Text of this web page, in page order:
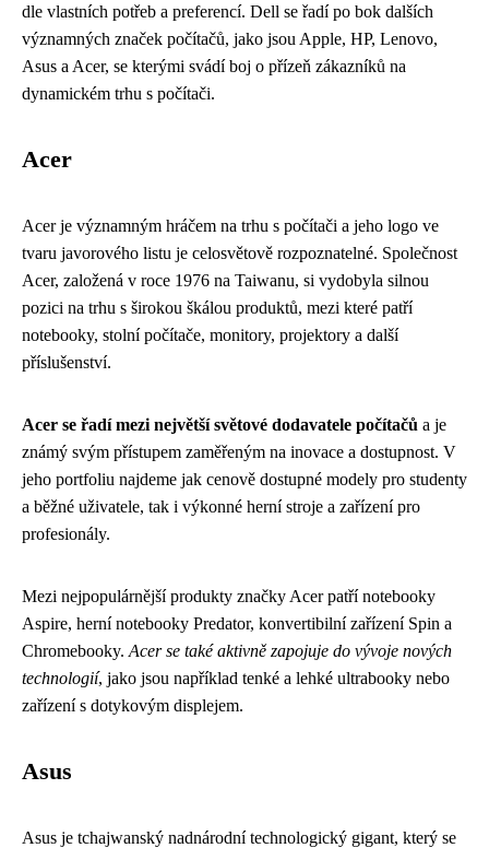
dle vlastních potřeb a preferencí. Dell se řadí po bok dalších
významných značek počítačů, jako jsou Apple, HP, Lenovo,
Asus a Acer, se kterými svádí boj o přízeň zákazníků na
dynamickém trhu s počítači.
Acer
Acer je významným hráčem na trhu s počítači a jeho logo ve
tvaru javorového listu je celosvětově rozpoznatelné. Společnost
Acer, založená v roce 1976 na Taiwanu, si vydobyla silnou
pozici na trhu s širokou škálou produktů, mezi které patří
notebooky, stolní počítače, monitory, projektory a další
příslušenství.
Acer se řadí mezi největší světové dodavatele počítačů a je
známý svým přístupem zaměřeným na inovace a dostupnost. V
jeho portfoliu najdeme jak cenově dostupné modely pro studenty
a běžné uživatele, tak i výkonné herní stroje a zařízení pro
profesionály.
Mezi nejpopulárnější produkty značky Acer patří notebooky
Aspire, herní notebooky Predator, konvertibilní zařízení Spin a
Chromebooky. Acer se také aktivně zapojuje do vývoje nových
technologií, jako jsou například tenké a lehké ultrabooky nebo
zařízení s dotykovým displejem.
Asus
Asus je tchajwanský nadnárodní technologický gigant, který se